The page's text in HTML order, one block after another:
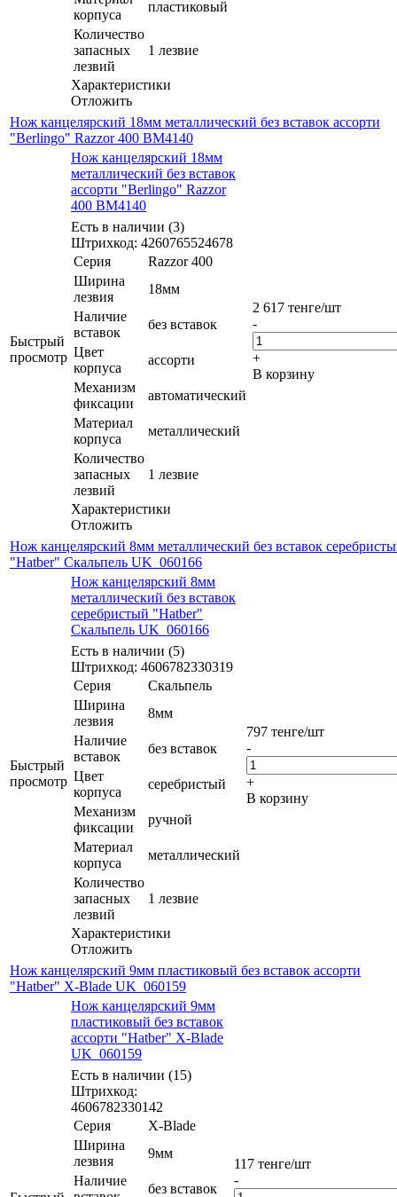
корпуса
пластиковый
Количество
запасных
лезвий
1 лезвие
Характеристики
Отложить
Нож канцелярский 18мм металлический без вставок ассорти
"Berlingo" Razzor 400 BM4140
Быстрый
просмотр
Нож канцелярский 18мм
металлический без вставок
ассорти "Berlingo" Razzor
400 BM4140
Есть в наличии (3)
Штрихкод: 4260765524678
Серия
Razzor 400
Ширина
лезвия
18мм
Наличие
вставок
без вставок
Цвет
корпуса
ассорти
Механизм
фиксации
автоматический
Материал
корпуса
металлический
Количество
запасных
лезвий
1 лезвие
Характеристики
Отложить
2 617 тенге/шт
-
+
В корзину
Нож канцелярский 8мм металлический без вставок
"Hatber" Скальпель UK_060166
Быстрый
просмотр
Нож канцелярский 8мм
металлический без вставок
серебристый "Hatber"
Скальпель UK_060166
Есть в наличии (5)
Штрихкод: 4606782330319
Серия
Скальпель
Ширина
лезвия
8мм
Наличие
вставок
без вставок
Цвет
корпуса
серебристый
Механизм
фиксации
ручной
Материал
корпуса
металлический
Количество
запасных
лезвий
1 лезвие
Характеристики
Отложить
797 тенге/шт
-
+
В корзину
Нож канцелярский 9мм пластиковый без вставок ассорти
"Hatber" X-Blade UK_060159
Нож канцелярский 9мм
пластиковый без вставок
ассорти "Hatber" X-Blade
UK_060159
Есть в наличии (15)
Штрихкод:
4606782330142
Серия
X-Blade
Ширина
лезвия
9мм
Наличие
без вставок
117 тенге/шт
-